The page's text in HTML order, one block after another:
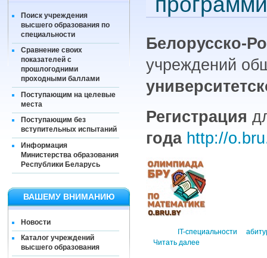
Поиск учреждения
высшего образования по
специальности
Сравнение своих
показателей с
прошлогодними
проходными баллами
Поступающим на целевые
места
Поступающим без
вступительных испытаний
Информация
Министерства образования
Республики Беларусь
ВАШЕМУ ВНИМАНИЮ
Новости
Каталог учреждений
высшего образования
Белорусско-
учреждений
Регистрация
года http://
IT-специальности
Читать далее